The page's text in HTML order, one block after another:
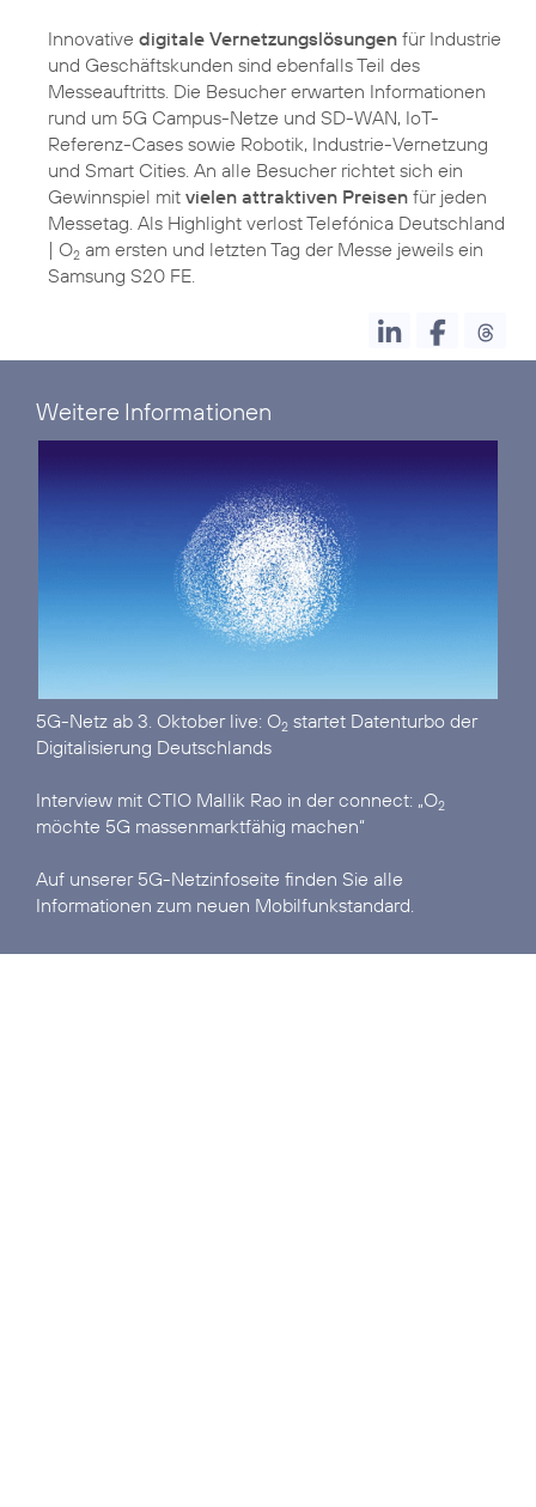
Innovative digitale Vernetzungslösungen für Industrie
und Geschäftskunden sind ebenfalls Teil des
Messeauftritts. Die Besucher erwarten Informationen
rund um 5G Campus-Netze und SD-WAN, IoT-
Referenz-Cases sowie Robotik, Industrie-Vernetzung
und Smart Cities. An alle Besucher richtet sich ein
Gewinnspiel mit vielen attraktiven Preisen für jeden
Messetag. Als Highlight verlost Telefónica Deutschland
| O2 am ersten und letzten Tag der Messe jeweils ein
Samsung S20 FE.
Weitere Informationen
5G-Netz ab 3. Oktober live: O2 startet Datenturbo der
Digitalisierung Deutschlands
Interview mit CTIO Mallik Rao in der connect: „O2
möchte 5G massenmarktfähig machen“
Auf unserer 5G-Netzinfoseite finden Sie alle
Informationen zum neuen Mobilfunkstandard.